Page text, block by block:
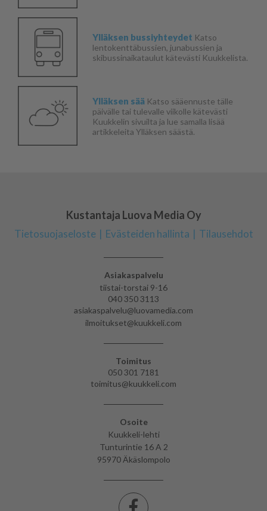
Ylläksen bussiyhteydet Katso
lentokenttäbussien, junabussien ja
skibussinaikataulut kätevästi Kuukkelista.
Ylläksen sää Katso sääennuste tälle
päivälle tai tulevalle viikolle kätevästi
Kuukkelin sivuilta ja lue samalla lisää
artikkeleita Ylläksen säästä.
Kustantaja Luova Media Oy
Tietosuojaseloste Evästeiden hallinta Tilausehdot
Asiakaspalvelu
tiistai-torstai 9-16
040 350 3113
asiakaspalvelu@luovamedia.com
ilmoitukset@kuukkeli.com
Toimitus
050 301 7181
toimitus@kuukkeli.com
Osoite
Kuukkeli-lehti
Tunturintie 16 A 2
95970 Äkäslompolo